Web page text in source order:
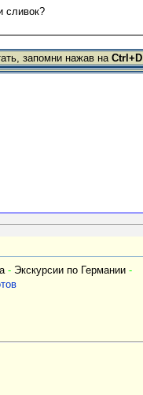
cливок?
запомни нажав наCtrl+D
- Экскурсии по Германии -